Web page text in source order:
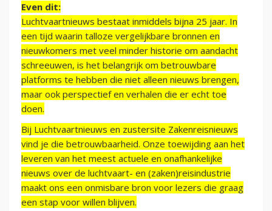
Even dit:
Luchtvaartnieuws bestaat inmiddels bijna 25 jaar. In
een tijd waarin talloze vergelijkbare bronnen en
nieuwkomers met veel minder historie om aandacht
schreeuwen, is het belangrijk om betrouwbare
platforms te hebben die niet alleen nieuws brengen,
maar ook perspectief en verhalen die er echt toe
doen.
Bij Luchtvaartnieuws en zustersite Zakenreisnieuws
vind je die betrouwbaarheid. Onze toewijding aan het
leveren van het meest actuele en onafhankelijke
nieuws over de luchtvaart- en (zaken)reisindustrie
maakt ons een onmisbare bron voor lezers die graag
een stap voor willen blijven.